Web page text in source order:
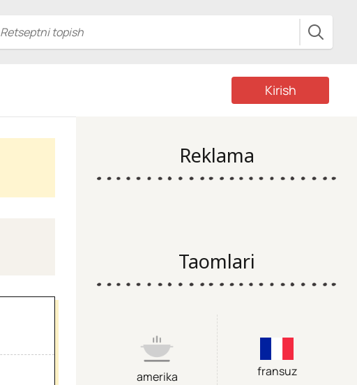
Kirish
Reklama
Taomlari
amerika fransuz